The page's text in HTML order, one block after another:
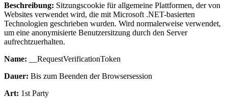
Beschreibung: Sitzungscookie für allgemeine Plattformen, der von
Websites verwendet wird, die mit Microsoft .NET-basierten
Technologien geschrieben wurden. Wird normalerweise verwendet,
um eine anonymisierte Benutzersitzung durch den Server
aufrechtzuerhalten.
Name: __RequestVerificationToken
Dauer: Bis zum Beenden der Browsersession
Art: 1st Party